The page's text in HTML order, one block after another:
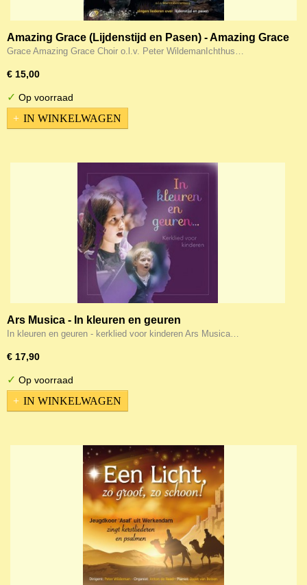
Amazing Grace (Lijdenstijd en Pasen) - Amazing Grace
Choir & Ichthus Mannen ensemble
Grace Amazing Grace Choir o.l.v. Peter WildemanIchthus…
€ 15,00
✓ Op voorraad
IN WINKELWAGEN
Ars Musica - In kleuren en geuren
In kleuren en geuren - kerklied voor kinderen Ars Musica…
€ 17,90
✓ Op voorraad
IN WINKELWAGEN